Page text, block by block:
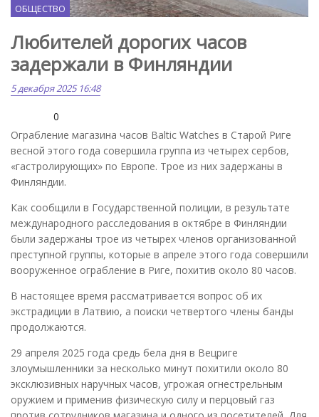
ОБЩЕСТВО
Любителей дорогих часов
задержали в Финляндии
5 декабря 2025 16:48
0
Ограбление магазина часов Baltic Watches в Старой Риге
весной этого года совершила группа из четырех сербов,
«гастролирующих» по Европе. Трое из них задержаны в
Финляндии.
Как сообщили в Государственной полиции, в результате
международного расследования в октябре в Финляндии
были задержаны трое из четырех членов организованной
преступной группы, которые в апреле этого года совершили
вооруженное ограбление в Риге, похитив около 80 часов.
В настоящее время рассматривается вопрос об их
экстрадиции в Латвию, а поиски четвертого члены банды
продолжаются.
29 апреля 2025 года средь бела дня в Вецриге
злоумышленники за несколько минут похитили около 80
эксклюзивных наручных часов, угрожая огнестрельным
оружием и применив физическую силу и перцовый газ